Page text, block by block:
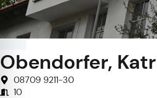
Obendorfer,
08709 9211-30
10